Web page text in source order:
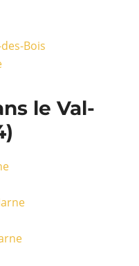
Bois
le Val-